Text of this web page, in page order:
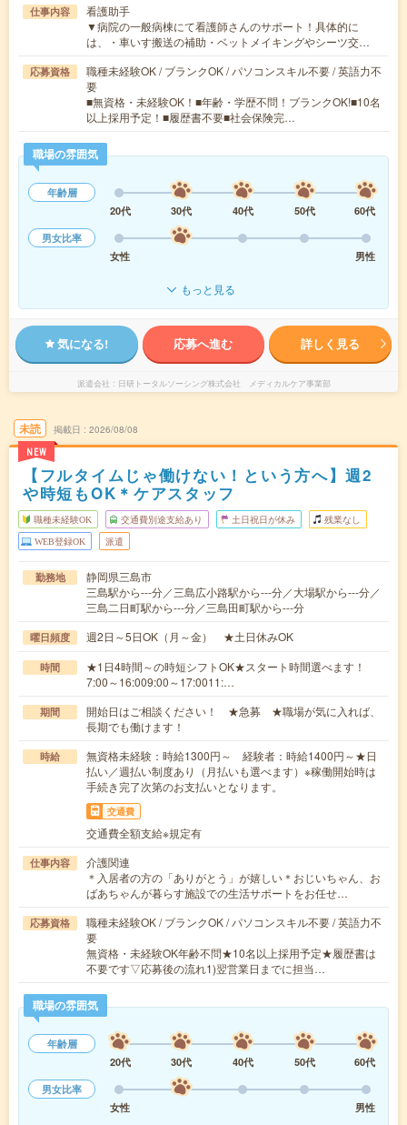
仕事内容
看護助手
▼病院の一般病棟にて看護師さんのサポート！具体的に
は、・車いす搬送の補助・ベットメイキングやシーツ交…
応募資格
職種未経験OK / ブランクOK / パソコンスキル不要 / 英語力不
要
■無資格・未経験OK！■年齢・学歴不問！ブランクOK!■10名
以上採用予定！■履歴書不要■社会保険完…
職場の雰囲気
年齢層
20代
30代 40代 50代
60代
男女比率
女性
男性
もっと見る
気になる! 応募へ進む 詳しく見る
派遣会社 日研トータルソーシング株式会社 メディカルケア事業部
未読
NEW
掲載日 2026/08/08
【フルタイムじゃ働けない！という方へ】週2
や時短もOK＊ケアスタッフ
職種未経験OK 交通費別途支給あり 土日祝日が休み 残業なし
WEB登録OK 派遣
勤務地
静岡県三島市
三島駅から---分／三島広小路駅から---分／大場駅から---分／
三島二日町駅から---分／三島田町駅から---分
曜日頻度 週2日～5日OK（月～金） ★土日休みOK
時間
★1日4時間～の時短シフトOK★スタート時間選べます！
7:00～16:009:00～17:0011:…
期間
開始日はご相談ください！ ★急募 ★職場が気に入れば、
長期でも働けます！
時給
無資格未経験：時給1300円～ 経験者：時給1400円～★日
払い／週払い制度あり（月払いも選べます）※稼働開始時は
手続き完了次第のお支払いとなります。
交通費
交通費全額支給※規定有
仕事内容
介護関連
＊入居者の方の「ありがとう」が嬉しい＊おじいちゃん、お
ばあちゃんが暮らす施設での生活サポートをお任せ…
応募資格
職種未経験OK / ブランクOK / パソコンスキル不要 / 英語力不
要
無資格・未経験OK年齢不問★10名以上採用予定★履歴書は
不要です▽応募後の流れ1)翌営業日までに担当…
職場の雰囲気
年齢層
20代
30代 40代 50代
60代
男女比率
女性
男性